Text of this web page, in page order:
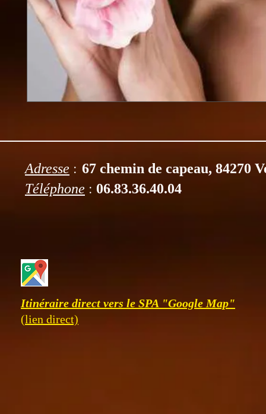
Adresse : 67 chemin de capeau, 84270
Téléphone : 06.83.36.40.04
Itinéraire direct vers le SPA "Google Map"
(lien direct)